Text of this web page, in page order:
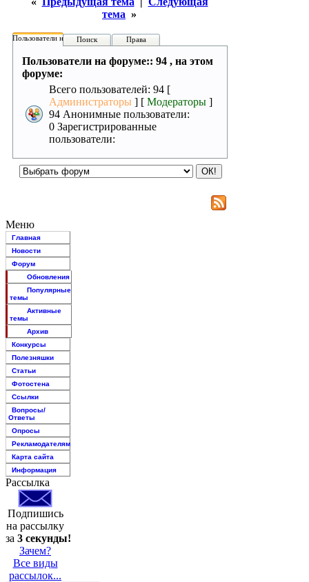
тема »
Пользователи на форуме:
Поиск Права
Пользователи на форуме:: 94 , на этом
форуме:
Всего пользователей: 94 [
Администраторы ] [ Модераторы ]
94 Анонимные пользователи:
0 Зарегистрированные
пользователи:
Меню
Главная
Новости
Форум
Обновления
Популярные
темы
Активные
темы
Архив
Конкурсы
Полезняшки
Статьи
Фотостена
Ссылки
Вопросы/
Ответы
Опросы
Рекламодателям
Карта сайта
Информация
Рассылка
Подпишись
на рассылку
за 3 секунды!
Зачем?
Все виды
рассылок...